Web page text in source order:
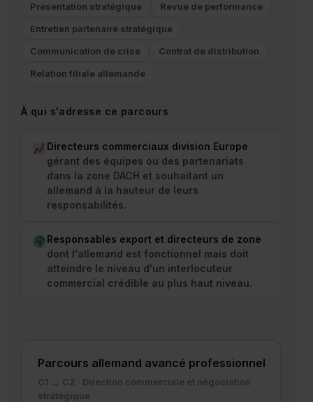
Présentation stratégique
Revue de performance
Entretien partenaire stratégique
Communication de crise
Contrat de distribution
Relation filiale allemande
À qui s'adresse ce parcours
Directeurs commerciaux division Europe
gérant des équipes ou des partenariats
dans la zone DACH et souhaitant un
allemand à la hauteur de leurs
responsabilités.
Responsables export et directeurs de zone
dont l'allemand est fonctionnel mais doit
atteindre le niveau d'un interlocuteur
commercial crédible au plus haut niveau.
Parcours allemand avancé professionnel
C1 → C2 · Direction commerciale et négociation
stratégique